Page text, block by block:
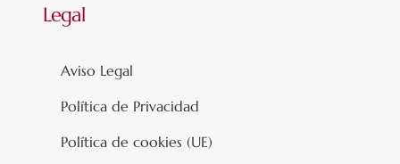
Legal
Aviso Legal
Política de Privacidad
Política de cookies (UE)